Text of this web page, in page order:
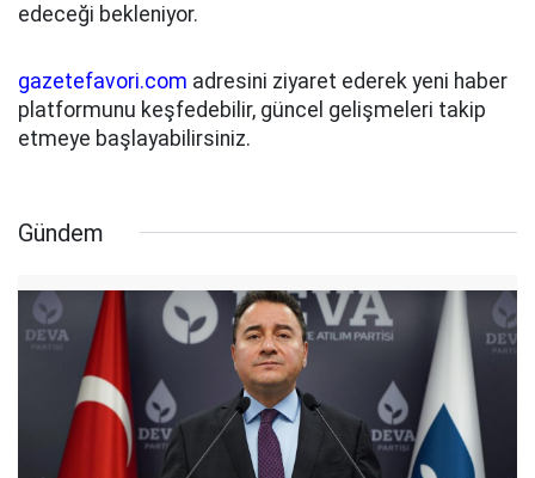
edeceği bekleniyor.
gazetefavori.com adresini ziyaret ederek yeni haber
platformunu keşfedebilir, güncel gelişmeleri takip
etmeye başlayabilirsiniz.
Gündem